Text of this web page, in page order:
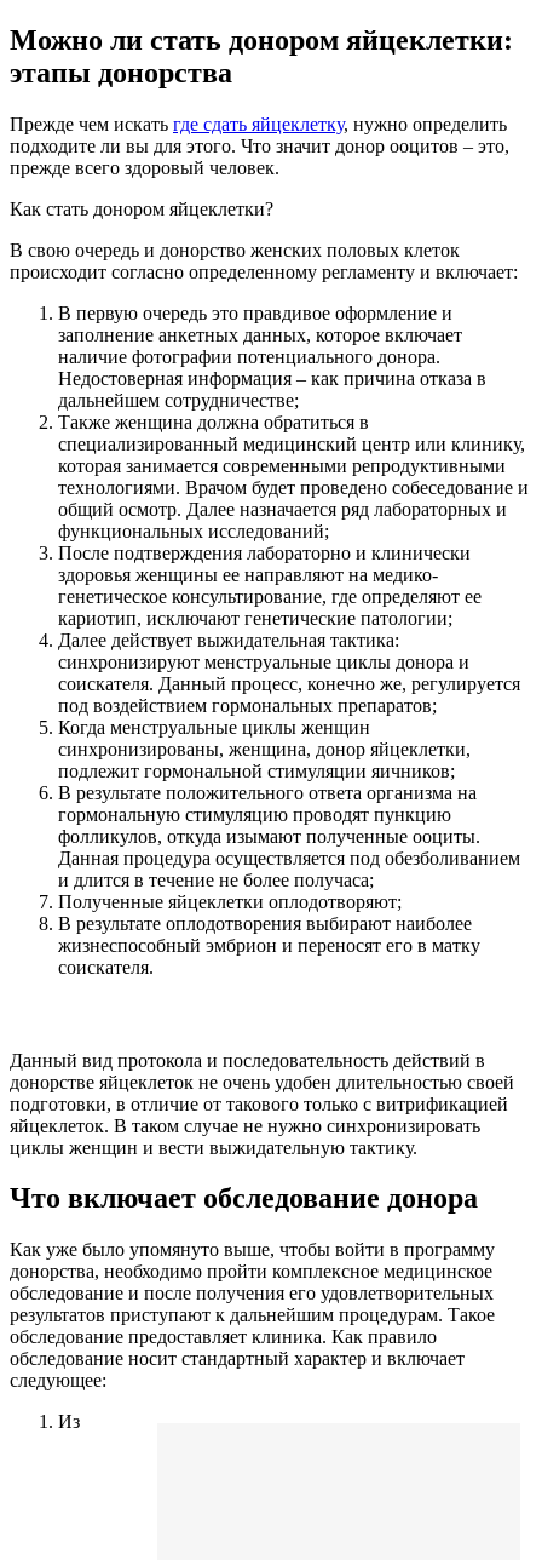
Можно ли стать донором яйцеклетки:
этапы донорства
Прежде чем искать где сдать яйцеклетку, нужно определить
подходите ли вы для этого. Что значит донор ооцитов – это,
прежде всего здоровый человек.
Как стать донором яйцеклетки?
В свою очередь и донорство женских половых клеток
происходит согласно определенному регламенту и включает:
В первую очередь это правдивое оформление и
заполнение анкетных данных, которое включает
наличие фотографии потенциального донора.
Недостоверная информация – как причина отказа в
дальнейшем сотрудничестве;
Также женщина должна обратиться в
специализированный медицинский центр или клинику,
которая занимается современными репродуктивными
технологиями. Врачом будет проведено собеседование и
общий осмотр. Далее назначается ряд лабораторных и
функциональных исследований;
После подтверждения лабораторно и клинически
здоровья женщины ее направляют на медико-
генетическое консультирование, где определяют ее
кариотип, исключают генетические патологии;
Далее действует выжидательная тактика:
синхронизируют менструальные циклы донора и
соискателя. Данный процесс, конечно же, регулируется
под воздействием гормональных препаратов;
Когда менструальные циклы женщин
синхронизированы, женщина, донор яйцеклетки,
подлежит гормональной стимуляции яичников;
В результате положительного ответа организма на
гормональную стимуляцию проводят пункцию
фолликулов, откуда изымают полученные ооциты.
Данная процедура осуществляется под обезболиванием
и длится в течение не более получаса;
Полученные яйцеклетки оплодотворяют;
В результате оплодотворения выбирают наиболее
жизнеспособный эмбрион и переносят его в матку
соискателя.
Данный вид протокола и последовательность действий в
донорстве яйцеклеток не очень удобен длительностью своей
подготовки, в отличие от такового только с витрификацией
яйцеклеток. В таком случае не нужно синхронизировать
циклы женщин и вести выжидательную тактику.
Что включает обследование донора
Как уже было упомянуто выше, чтобы войти в программу
донорства, необходимо пройти комплексное медицинское
обследование и после получения его удовлетворительных
результатов приступают к дальнейшим процедурам. Такое
обследование предоставляет клиника. Как правило
обследование носит стандартный характер и включает
следующее:
Из